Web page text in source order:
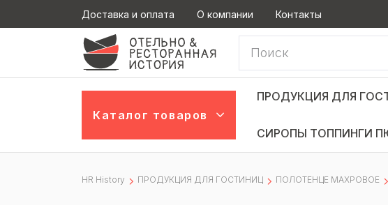
Доставка и оплата О компании Контакты
Каталог товаров
ПРОДУКЦИЯ ДЛЯ
СИРОПЫ ТОППИНГИ
HR History ПРОДУКЦИЯ ДЛЯ ГОСТИНИЦ ПОЛОТЕНЦЕ МАХРОВОЕ